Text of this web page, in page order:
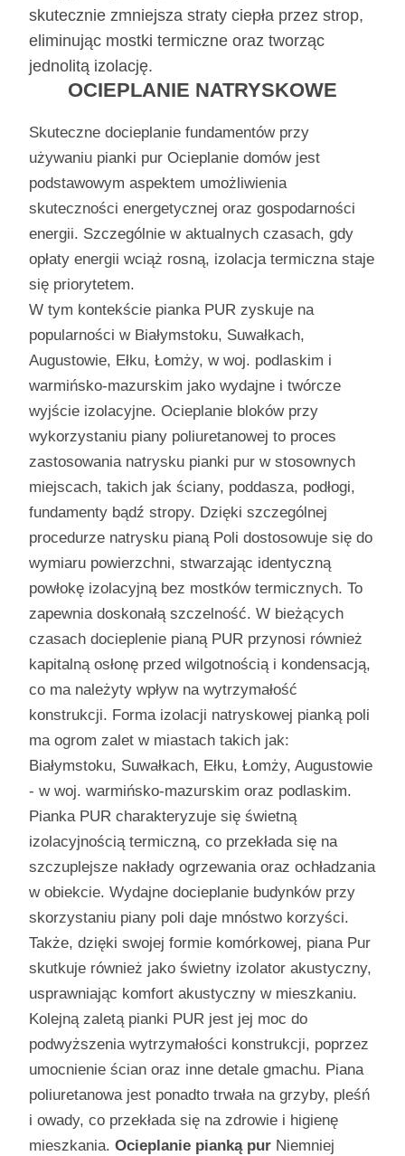
skutecznie zmniejsza straty ciepła przez strop,
eliminując mostki termiczne oraz tworząc
jednolitą izolację.
OCIEPLANIE NATRYSKOWE
Skuteczne docieplanie fundamentów przy
używaniu pianki pur Ocieplanie domów jest
podstawowym aspektem umożliwienia
skuteczności energetycznej oraz gospodarności
energii. Szczególnie w aktualnych czasach, gdy
opłaty energii wciąż rosną, izolacja termiczna staje
się priorytetem.
W tym kontekście pianka PUR zyskuje na
popularności w Białymstoku, Suwałkach,
Augustowie, Ełku, Łomży, w woj. podlaskim i
warmińsko-mazurskim jako wydajne i twórcze
wyjście izolacyjne. Ocieplanie bloków przy
wykorzystaniu piany poliuretanowej to proces
zastosowania natrysku pianki pur w stosownych
miejscach, takich jak ściany, poddasza, podłogi,
fundamenty bądź stropy. Dzięki szczególnej
procedurze natrysku pianą Poli dostosowuje się do
wymiaru powierzchni, stwarzając identyczną
powłokę izolacyjną bez mostków termicznych. To
zapewnia doskonałą szczelność. W bieżących
czasach docieplenie pianą PUR przynosi również
kapitalną osłonę przed wilgotnością i kondensacją,
co ma należyty wpływ na wytrzymałość
konstrukcji. Forma izolacji natryskowej pianką poli
ma ogrom zalet w miastach takich jak:
Białymstoku, Suwałkach, Ełku, Łomży, Augustowie
- w woj. warmińsko-mazurskim oraz podlaskim.
Pianka PUR charakteryzuje się świetną
izolacyjnością termiczną, co przekłada się na
szczuplejsze nakłady ogrzewania oraz ochładzania
w obiekcie. Wydajne docieplanie budynków przy
skorzystaniu piany poli daje mnóstwo korzyści.
Także, dzięki swojej formie komórkowej, piana Pur
skutkuje również jako świetny izolator akustyczny,
usprawniając komfort akustyczny w mieszkaniu.
Kolejną zaletą pianki PUR jest jej moc do
podwyższenia wytrzymałości konstrukcji, poprzez
umocnienie ścian oraz inne detale gmachu. Piana
poliuretanowa jest ponadto trwała na grzyby, pleśń
i owady, co przekłada się na zdrowie i higienę
mieszkania.Ocieplanie pianką pur Niemniej